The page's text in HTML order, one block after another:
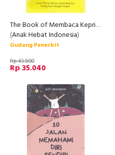
The Book of Membaca Kepribadian Orang
(Anak Hebat Indonesia)
Gudang Penerbit
Rp 43.800
Rp 35.040